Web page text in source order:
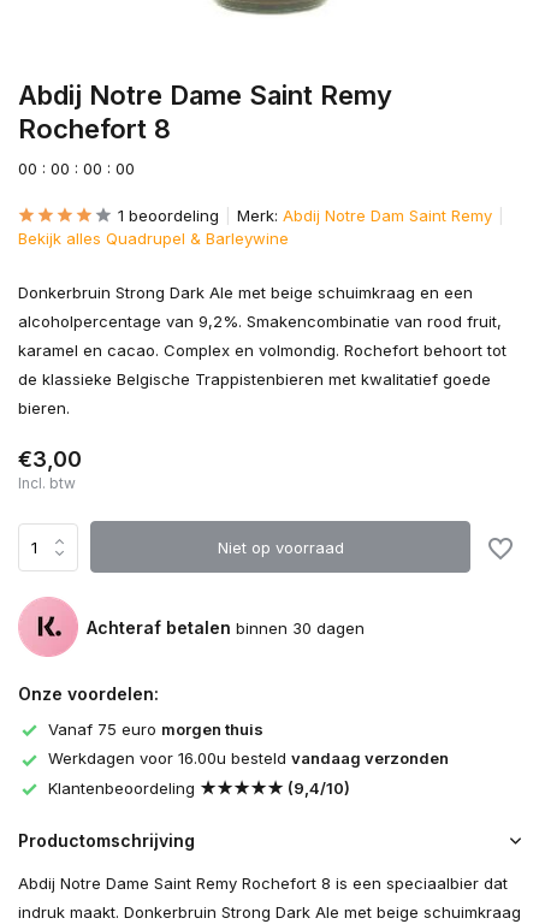
Abdij Notre Dame Saint Remy
Rochefort 8
00 : 00 : 00 : 00
1 beoordeling Merk: Abdij Notre Dam Saint Remy
Bekijk alles Quadrupel & Barleywine
Donkerbruin Strong Dark Ale met beige schuimkraag en een
alcoholpercentage van 9,2%. Smakencombinatie van rood fruit,
karamel en cacao. Complex en volmondig. Rochefort behoort tot
de klassieke Belgische Trappistenbieren met kwalitatief goede
bieren.
€3,00
Incl. btw
Niet op voorraad
Achteraf betalen binnen 30 dagen
Onze voordelen:
Vanaf 75 euro morgen thuis
Werkdagen voor 16.00u besteld vandaag verzonden
Klantenbeoordeling ★★★★★ (9,4/10)
Productomschrijving
Abdij Notre Dame Saint Remy Rochefort 8 is een speciaalbier dat
indruk maakt. Donkerbruin Strong Dark Ale met beige schuimkraag